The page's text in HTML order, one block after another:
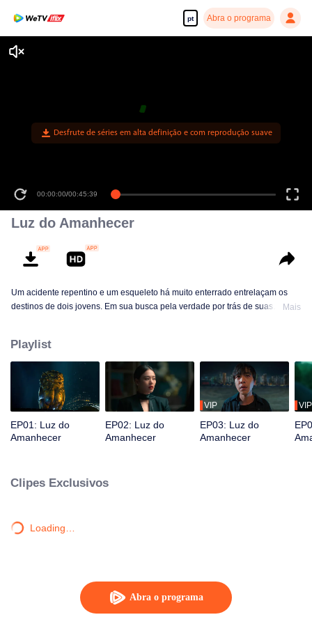
pt Abra o programa
Abra o programa
Desfrute de séries em alta definição e com reprodução suave
00:00:00/00:45:39
Luz do Amanhecer
Um acidente repentino e um esqueleto há muito enterrado entrelaçam os
destinos de dois jovens. Em sua busca pela verdade por trás de suas
de mistério uma a uma.
Mais
Playlist
EP01: Luz do
Amanhecer
EP02: Luz do
Amanhecer
VIP
EP03: Luz do
Amanhecer
VIP
Clipes Exclusivos
Loading…